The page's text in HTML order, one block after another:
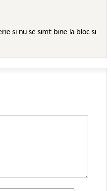
si nu se simt bine la bloc si